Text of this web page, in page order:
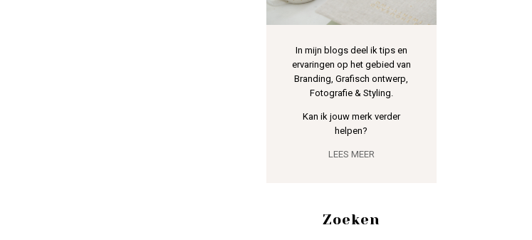
In mijn blogs deel ik tips en
ervaringen op het gebied van
Branding, Grafisch ontwerp,
Fotografie & Styling.
Kan ik jouw merk verder
helpen?
LEES MEER
Zoeken